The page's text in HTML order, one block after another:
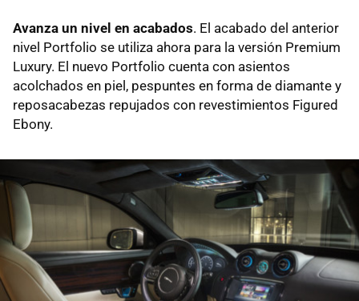
Avanza un nivel en acabados. El acabado del anterior
nivel Portfolio se utiliza ahora para la versión Premium
Luxury. El nuevo Portfolio cuenta con asientos
acolchados en piel, pespuntes en forma de diamante y
reposacabezas repujados con revestimientos Figured
Ebony.